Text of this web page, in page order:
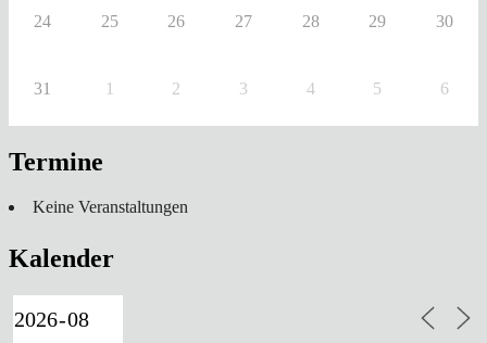
24 25 26 27 28 29 30
31 1 2 3 4 5 6
Termine
Keine Veranstaltungen
Kalender